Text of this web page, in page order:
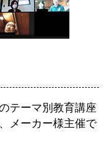
テーマ別教育講座
メーカー様主催で